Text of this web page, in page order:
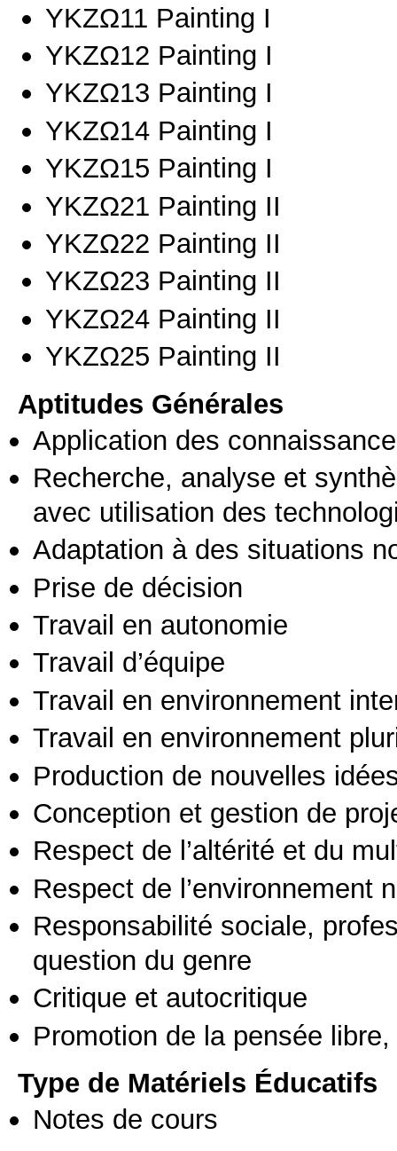
ΥΚΖΩ11 Painting I
ΥΚΖΩ12 Painting I
ΥΚΖΩ13 Painting I
ΥΚΖΩ14 Painting I
ΥΚΖΩ15 Painting I
ΥΚΖΩ21 Painting II
ΥΚΖΩ22 Painting II
ΥΚΖΩ23 Painting II
ΥΚΖΩ24 Painting II
ΥΚΖΩ25 Painting II
Aptitudes Générales
Application des
Recherche, analyse et
avec utilisation des
Adaptation à des situations
Prise de décision
Travail en autonomie
Travail d’équipe
Travail en environnement
Travail en environnement
Production de nouvelles
Conception et gestion de
Respect de l’altérité et du
Respect de l’environnement
Responsabilité sociale,
question du genre
Critique et autocritique
Promotion de la pensée
Type de Matériels Éducatifs
Notes de cours